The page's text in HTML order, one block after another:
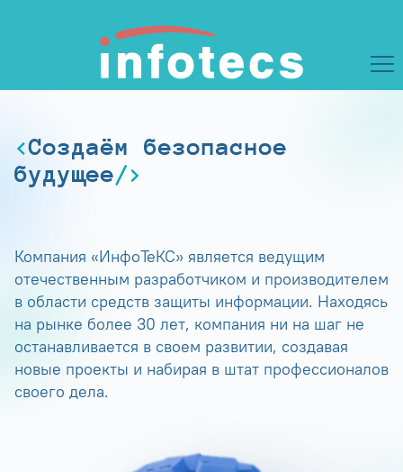
Создаём безопасное
будущее
Компания «ИнфоТеКС» является ведущим
отечественным разработчиком и производителем
в области средств защиты информации. Находясь
на рынке более 30 лет, компания ни на шаг не
останавливается в своем развитии, создавая
новые проекты и набирая в штат профессионалов
своего дела.